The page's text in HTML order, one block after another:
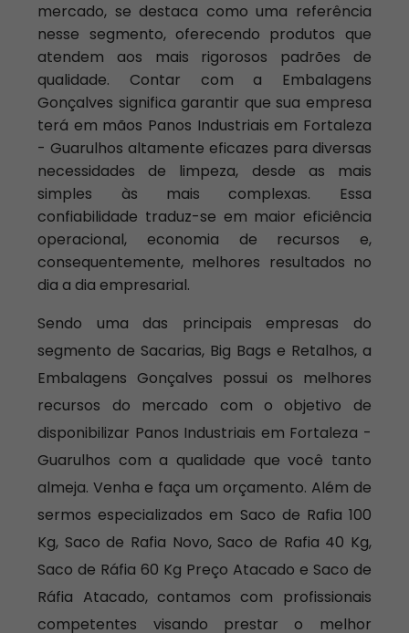
mercado, se destaca como uma referência
nesse segmento, oferecendo produtos que
atendem aos mais rigorosos padrões de
qualidade. Contar com a Embalagens
Gonçalves significa garantir que sua empresa
terá em mãos Panos Industriais em Fortaleza
- Guarulhos altamente eficazes para diversas
necessidades de limpeza, desde as mais
simples às mais complexas. Essa
confiabilidade traduz-se em maior eficiência
operacional, economia de recursos e,
consequentemente, melhores resultados no
dia a dia empresarial.
Sendo uma das principais empresas do
segmento de Sacarias, Big Bags e Retalhos, a
Embalagens Gonçalves possui os melhores
recursos do mercado com o objetivo de
disponibilizar Panos Industriais em Fortaleza -
Guarulhos com a qualidade que você tanto
almeja. Venha e faça um orçamento. Além de
sermos especializados em Saco de Rafia 100
Kg, Saco de Rafia Novo, Saco de Rafia 40 Kg,
Saco de Ráfia 60 Kg Preço Atacado e Saco de
Ráfia Atacado, contamos com profissionais
competentes visando prestar o melhor